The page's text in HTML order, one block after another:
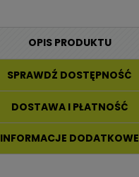
OPIS PRODUKTU
SPRAWDŹ DOSTĘPNOŚĆ
DOSTAWA I PŁATNOŚĆ
INFORMACJE DODATKOWE